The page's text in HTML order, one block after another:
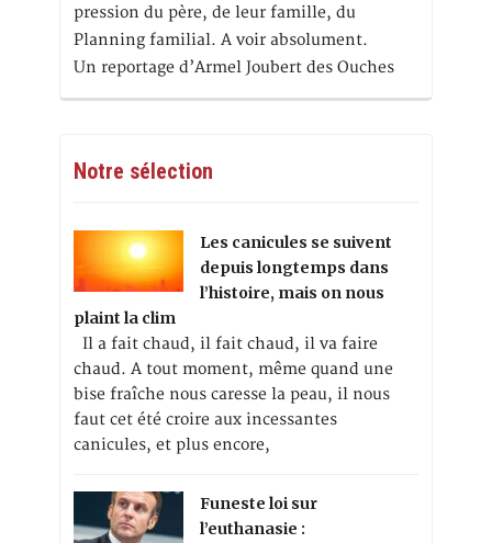
pression du père, de leur famille, du
Planning familial. A voir absolument.
Un reportage d’Armel Joubert des Ouches
Notre sélection
Les canicules se suivent
depuis longtemps dans
l’histoire, mais on nous
plaint la clim
Il a fait chaud, il fait chaud, il va faire
chaud. A tout moment, même quand une
bise fraîche nous caresse la peau, il nous
faut cet été croire aux incessantes
canicules, et plus encore,
Funeste loi sur
l’euthanasie :